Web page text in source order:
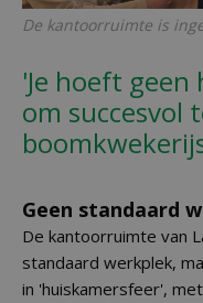
De kantoorruimte is
'Je hoeft
om succesvol
Geen standaard
De kantoorruimte van
standaard werkplek,
in 'huiskamersfeer',